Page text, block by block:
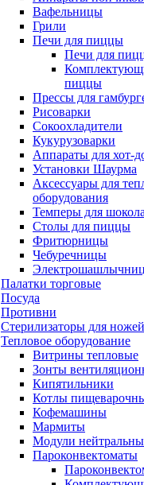
Вафельницы
Грили
Печи для пиццы
Печи для
пиццы
Прессы для
Рисоварки
Сокоохладители
Кукурузоварки
Аппараты для хот-
Установки Шаурма
Аксессуары для
оборудования
Темперы для
Столы для пиццы
Фритюрницы
Чебуречницы
Палатки торговые
Посуда
Противни
Стерилизаторы для ножей
Тепловое оборудование
Витрины тепловые
Зонты
Кипятильники
Котлы
Кофемашины
Мармиты
Модули
Пароконвектоматы